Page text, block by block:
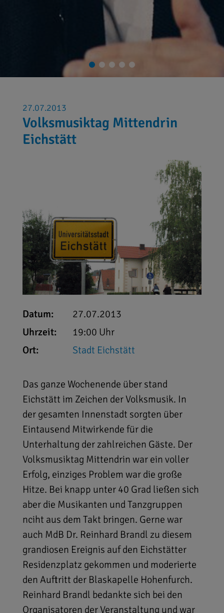
27.07.2013
Volksmusiktag Mittendrin
Eichstätt
Datum:
27.07.2013
Uhrzeit:
19:00 Uhr
Ort:
Stadt Eichstätt
Das ganze Wochenende über stand
Eichstätt im Zeichen der Volksmusik. In
der gesamten Innenstadt sorgten über
Eintausend Mitwirkende für die
Unterhaltung der zahlreichen Gäste. Der
Volksmusiktag Mittendrin war ein voller
Erfolg, einziges Problem war die große
Hitze. Bei knapp unter 40 Grad ließen sich
aber die Musikanten und Tanzgruppen
nciht aus dem Takt bringen. Gerne war
auch MdB Dr. Reinhard Brandl zu diesem
grandiosen Ereignis auf den Eichstätter
Residenzplatz gekommen und moderierte
den Auftritt der Blaskapelle Hohenfurch.
Reinhard Brandl bedankte sich bei den
Organisatoren der Veranstaltung und war